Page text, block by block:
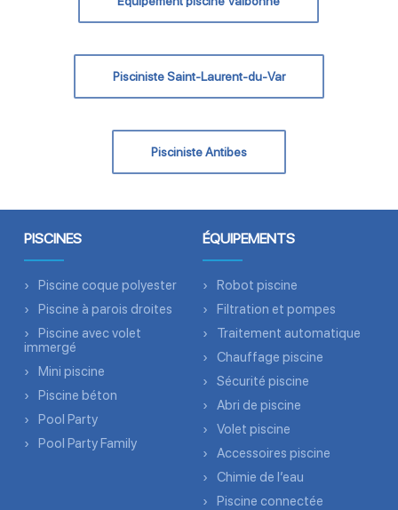
Pisciniste Saint-Laurent-du-Var
Pisciniste Antibes
PISCINES
Piscine coque polyester
Piscine à parois droites
Piscine avec volet
immergé
Mini piscine
Piscine béton
Pool Party
Pool Party Family
ÉQUIPEMENTS
Robot piscine
Filtration et pompes
Traitement automatique
Chauffage piscine
Sécurité piscine
Abri de piscine
Volet piscine
Accessoires piscine
Chimie de l’eau
Piscine connectée